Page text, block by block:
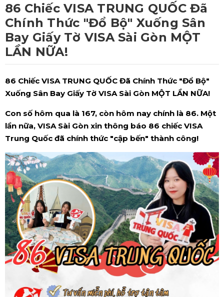
86 Chiếc VISA TRUNG QUỐC Đã
Chính Thức "Đổ Bộ" Xuống Sân
Bay Giấy Tờ VISA Sài Gòn MỘT
LẦN NỮA!
86 Chiếc VISA TRUNG QUỐC Đã Chính Thức "Đổ Bộ"
Xuống Sân Bay Giấy Tờ VISA Sài Gòn MỘT LẦN NỮA!
Con số hôm qua là 167, còn hôm nay chính là 86. Một
lần nữa, VISA Sài Gòn xin thông báo 86 chiếc VISA
Trung Quốc đã chính thức "cập bến" thành công!